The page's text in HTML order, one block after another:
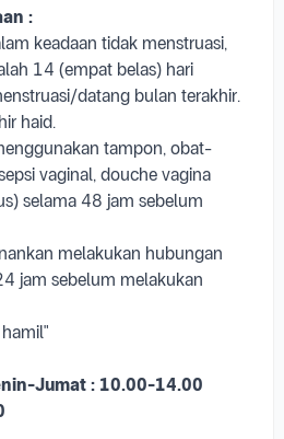
datang bulan terakhir.
haid.
tampon, obat-
vaginal, douche vagina
selama 48 jam sebelum
melakukan hubungan
jam sebelum melakukan